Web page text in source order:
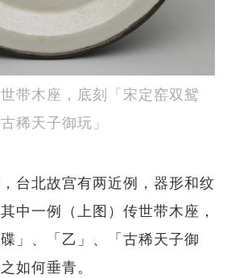
带木座，底刻「宋定窑双鸳
稀天子御玩」
台北故宫有两近例，器形和纹
中一例（上图）传世带木座，
」、「乙」、「古稀天子御
如何垂青。